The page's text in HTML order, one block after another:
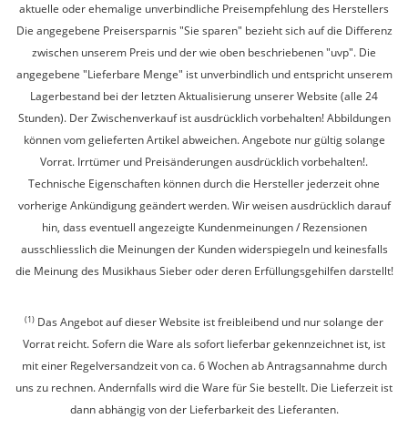
aktuelle oder ehemalige unverbindliche Preisempfehlung des Herstellers
Die angegebene Preisersparnis "Sie sparen" bezieht sich auf die Differenz
zwischen unserem Preis und der wie oben beschriebenen "uvp". Die
angegebene "Lieferbare Menge" ist unverbindlich und entspricht unserem
Lagerbestand bei der letzten Aktualisierung unserer Website (alle 24
Stunden). Der Zwischenverkauf ist ausdrücklich vorbehalten! Abbildungen
können vom gelieferten Artikel abweichen. Angebote nur gültig solange
Vorrat. Irrtümer und Preisänderungen ausdrücklich vorbehalten!.
Technische Eigenschaften können durch die Hersteller jederzeit ohne
vorherige Ankündigung geändert werden. Wir weisen ausdrücklich darauf
hin, dass eventuell angezeigte Kundenmeinungen / Rezensionen
ausschliesslich die Meinungen der Kunden widerspiegeln und keinesfalls
die Meinung des Musikhaus Sieber oder deren Erfüllungsgehilfen darstellt!
(1) Das Angebot auf dieser Website ist freibleibend und nur solange der
Vorrat reicht. Sofern die Ware als sofort lieferbar gekennzeichnet ist, ist
mit einer Regelversandzeit von ca. 6 Wochen ab Antragsannahme durch
uns zu rechnen. Andernfalls wird die Ware für Sie bestellt. Die Lieferzeit ist
dann abhängig von der Lieferbarkeit des Lieferanten.